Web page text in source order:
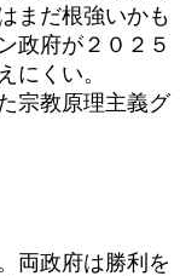
まだ根強いかも
政府が２０２５
にくい。
宗教原理主義グ
両政府は勝利を